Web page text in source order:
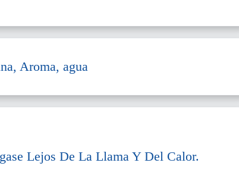
Aroma, agua
Lejos De La Llama Y Del Calor.